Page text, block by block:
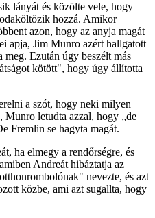
lányát és közölte vele, hogy
hozzá. Amikor
azon, hogy az anyja magát
apja, Jim Munro azért hallgatott
Ezután úgy beszélt más
kötött", hogy úgy állította
a szót, hogy neki milyen
Munro letudta azzal, hogy „de
Fremlin se hagyta magát.
ha elmegy a rendőrségre, és
Andreát hibáztatja az
nevezte, és azt
közbe, ami azt sugallta, hogy